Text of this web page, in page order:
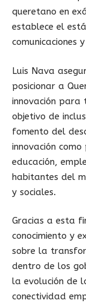
queretano en
establece el
comunicaciones
Luis Nava
posicionar a
innovación para
objetivo de
fomento del
innovación
educación,
habitantes del
y sociales.
Gracias a esta
conocimiento y
sobre la
dentro de los
la evolución de
conectividad